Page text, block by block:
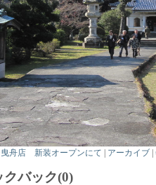
曳舟店 新装オープンにて アーカイブ
クバック(0)